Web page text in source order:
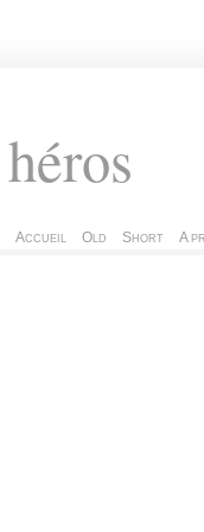
Accueil Old Short A